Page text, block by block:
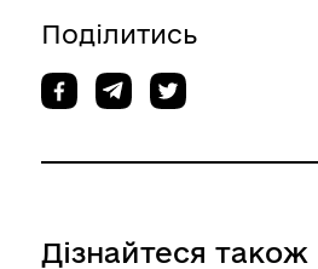
Поділитись
Дізнайтеся також